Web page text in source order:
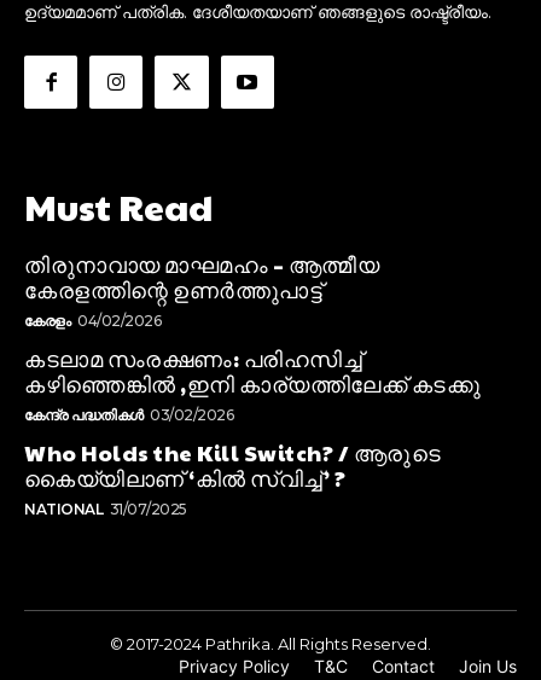
ഉദ്യമമാണ് പത്രിക. ദേശീയതയാണ് ഞങ്ങളുടെ രാഷ്ട്രീയം.
Must Read
തിരുനാവായ മാഘമഹം – ആത്മീയ
കേരളത്തിന്റെ ഉണർത്തുപാട്ട്
കേരളം 04/02/2026
കടലാമ സംരക്ഷണം: പരിഹസിച്ച്
കഴിഞ്ഞെങ്കിൽ ,ഇനി കാര്യത്തിലേക്ക് കടക്കു
കേന്ദ്ര പദ്ധതികൾ 03/02/2026
Who Holds the Kill Switch? / ആരുടെ
കൈയ്യിലാണ് ‘കിൽ സ്വിച്ച്’ ?
NATIONAL 31/07/2025
© 2017-2024 Pathrika. All Rights Reserved.
Privacy Policy T&C Contact Join Us